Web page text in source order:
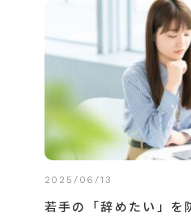
2025/06/13
若手の「辞めたい」を